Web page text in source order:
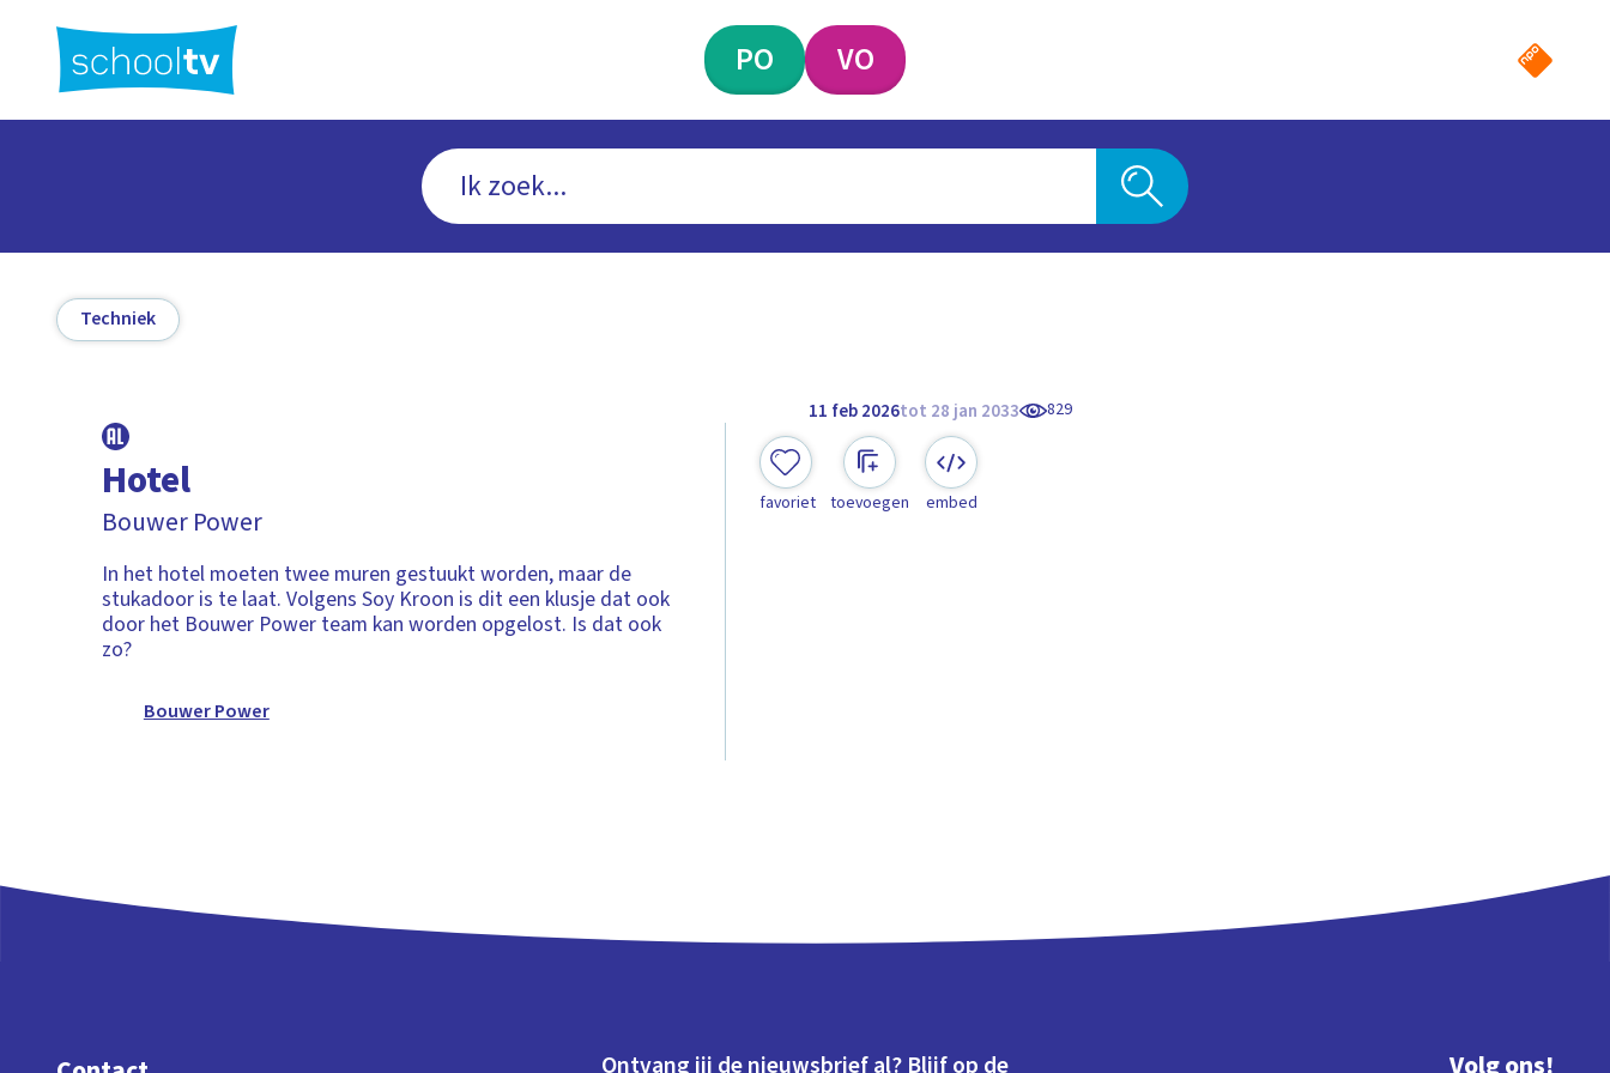
hoofdinhoud
PO VO
Techniek
11 feb 2026tot 28 jan 2033 829
Hotel
Bouwer Power
In het hotel moeten twee muren gestuukt worden, maar de
stukadoor is te laat. Volgens Soy Kroon is dit een klusje dat ook
door het Bouwer Power team kan worden opgelost. Is dat ook
zo?
Bouwer Power
favoriet toevoegen embed
Ontvang jij de nieuwsbrief al? Blijf op de